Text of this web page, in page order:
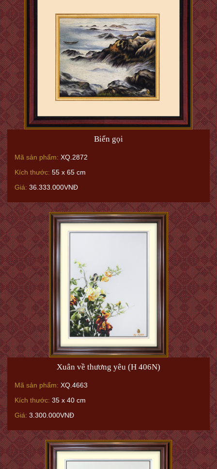
Biển gọi
Mã sản phẩm: XQ.2872
Kích thước: 55 x 65 cm
Giá: 36.333.000VNĐ
Xuân về thương yêu (H 406N)
Mã sản phẩm: XQ.4663
Kích thước: 35 x 40 cm
Giá: 3.300.000VNĐ